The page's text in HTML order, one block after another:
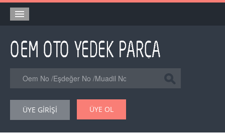
Orjinal Yedek Parça
Eşdeğer Muadil Yedek Parça
Şase Numarası VIN Yedekparça Sorgulama
Hakkımızda
ÜYE GİRİŞİ ÜYE OL